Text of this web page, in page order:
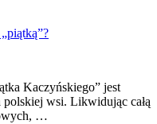
Kaczyńskiego” jest
wsi. Likwidując całą
…